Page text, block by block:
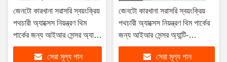
জেনটো কারখানা সরাসরি স্বয়ংক্রিয়
পথচারী অ্যাক্সেস নিয়ন্ত্রণ থিম
পার্কের জন্য আইআর সেন্সর অ্যান্টি-
টেইলগেটিং সহ সুইং গেট টার্নস্টাইল
সেরা মূল্য পান
জেনটো কারখানা সরাসরি স্বয়ংক্রিয়
পথচারী অ্যাক্সেস নিয়ন্ত্রণ থিম পার্কের
জন্য আইআর সেন্সর অ্যান্টি-
টেইলগেটিং সহ সুইং গেট টার্নস্টাইল
সেরা মূল্য পান